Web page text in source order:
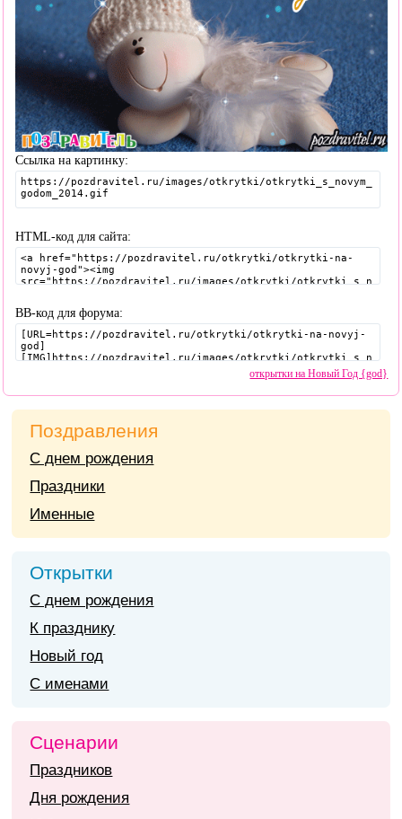
Ссылка на картинку:
HTML-код для сайта:
BB-код для форума:
открытки на Новый Год {god}
Поздравления
С днем рождения
Праздники
Именные
Открытки
С днем рождения
К празднику
Новый год
С именами
Сценарии
Праздников
Дня рождения